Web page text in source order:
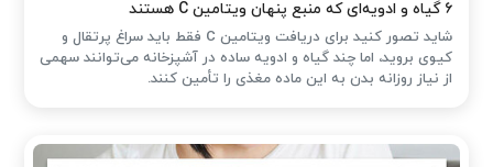
۶ گیاه و ادویه‌ای که منبع پنهان ویتامین C هستند
شاید تصور کنید برای دریافت ویتامین C فقط باید سراغ پرتقال و
کیوی بروید، اما چند گیاه و ادویه ساده در آشپزخانه می‌توانند سهمی
از نیاز روزانه بدن به این ماده مغذی را تأمین کنند.